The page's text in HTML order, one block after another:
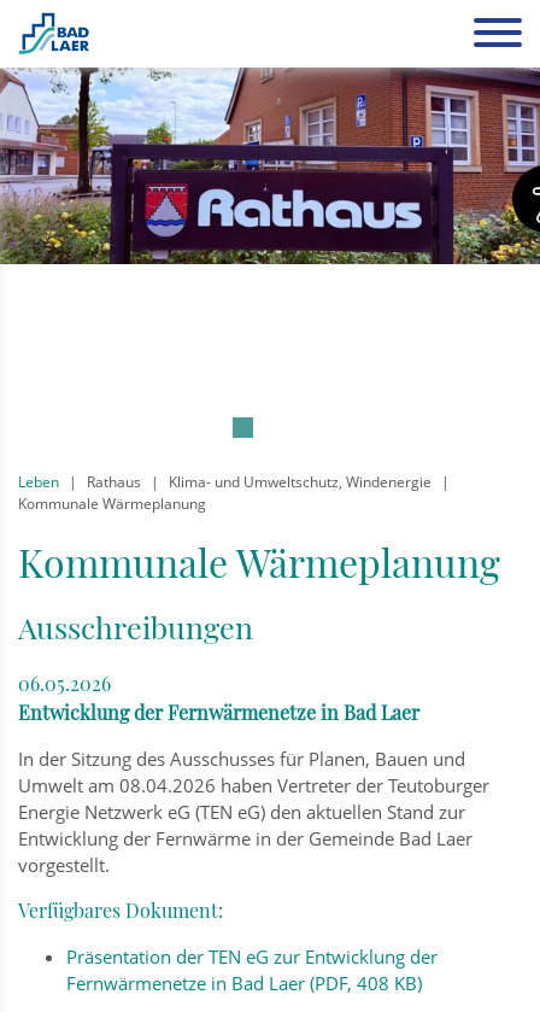
Leben Rathaus
Klima- und Umweltschutz, Windenergie
Kommunale Wärmeplanung
Kommunale Wärmeplanung
Ausschreibungen
06.05.2026
Entwicklung der Fernwärmenetze in Bad Laer
In der Sitzung des Ausschusses für Planen, Bauen und
Umwelt am 08.04.2026 haben Vertreter der Teutoburger
Energie Netzwerk eG (TEN eG) den aktuellen Stand zur
Entwicklung der Fernwärme in der Gemeinde Bad Laer
vorgestellt.
Verfügbares Dokument:
Präsentation der TEN eG zur Entwicklung der
Fernwärmenetze in Bad Laer (PDF, 408 KB)